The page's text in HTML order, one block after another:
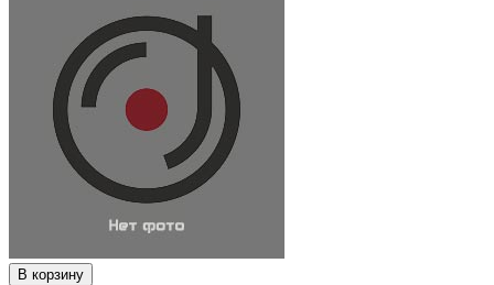
В корзину